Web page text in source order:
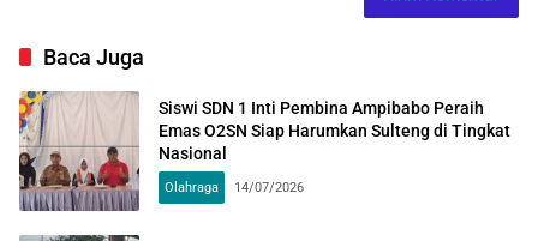
Baca Juga
Siswi SDN 1 Inti Pembina Ampibabo Peraih
Emas O2SN Siap Harumkan Sulteng di Tingkat
Nasional
Olahraga 14/07/2026